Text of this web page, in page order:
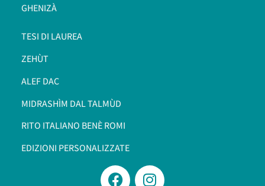
GHENIZÀ
TESI DI LAUREA
ZEHÙT
ALEF DAC
MIDRASHÌM DAL TALMÙD
RITO ITALIANO BENÈ ROMI​
EDIZIONI PERSONALIZZATE